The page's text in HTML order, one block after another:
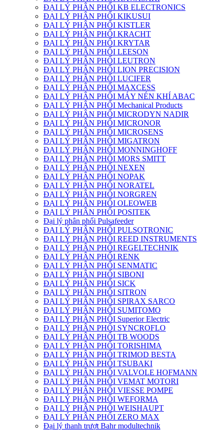
ĐẠI LÝ PHÂN PHỐI KB ELECTRONICS
ĐẠI LÝ PHÂN PHỐI KIKUSUI
ĐẠI LÝ PHÂN PHỐI KISTLER
ĐẠI LÝ PHÂN PHỐI KRACHT
ĐẠI LÝ PHÂN PHỐI KRYTAR
ĐẠI LÝ PHÂN PHỐI LEESON
ĐẠI LÝ PHÂN PHỐI LEUTRON
ĐẠI LÝ PHÂN PHỐI LION PRECISION
ĐẠI LÝ PHÂN PHỐI LUCIFER
ĐẠI LÝ PHÂN PHỐI MAXCESS
ĐẠI LÝ PHÂN PHỐI MÁY NÉN KHÍ ABAC
ĐẠI LÝ PHÂN PHỐI Mechanical Products
ĐẠI LÝ PHÂN PHỐI MICRODYN NADIR
ĐẠI LÝ PHÂN PHỐI MICRONOR
ĐẠI LÝ PHÂN PHỐI MICROSENS
ĐẠI LÝ PHÂN PHỐI MIGATRON
ĐẠI LÝ PHÂN PHỐI MONNINGHOFF
ĐẠI LÝ PHÂN PHỐI MORS SMITT
ĐẠI LÝ PHÂN PHỐI NEXEN
ĐẠI LÝ PHÂN PHỐI NOPAK
ĐẠI LÝ PHÂN PHỐI NORATEL
ĐẠI LÝ PHÂN PHỐI NORGREN
ĐẠI LÝ PHÂN PHỐI OLEOWEB
ĐẠI LÝ PHÂN PHỐI POSITEK
Đại lý phân phối Pulsafeeder
ĐẠI LÝ PHÂN PHỐI PULSOTRONIC
ĐẠI LÝ PHÂN PHỐI REED INSTRUMENTS
ĐẠI LÝ PHÂN PHỐI REGELTECHNIK
ĐẠI LÝ PHÂN PHỐI RENK
ĐẠI LÝ PHÂN PHỐI SENMATIC
ĐẠI LÝ PHÂN PHỐI SIBONI
ĐẠI LÝ PHÂN PHỐI SICK
ĐẠI LÝ PHÂN PHỐI SITRON
ĐẠI LÝ PHÂN PHỐI SPIRAX SARCO
ĐẠI LÝ PHÂN PHỐI SUMITOMO
ĐẠI LÝ PHÂN PHỐI Superior Electric
ĐẠI LÝ PHÂN PHỐI SYNCROFLO
ĐẠI LÝ PHÂN PHỐI TB WOODS
ĐẠI LÝ PHÂN PHỐI TORISHIMA
ĐẠI LÝ PHÂN PHỐI TRIMOD BESTA
ĐẠI LÝ PHÂN PHỐI TSUBAKI
ĐẠI LÝ PHÂN PHỐI VALVOLE HOFMANN
ĐẠI LÝ PHÂN PHỐI VEMAT MOTORI
ĐẠI LÝ PHÂN PHỐI VIESSE POMPE
ĐẠI LÝ PHÂN PHỐI WEFORMA
ĐẠI LÝ PHÂN PHỐI WEISHAUPT
ĐẠI LÝ PHÂN PHỐI ZERO MAX
Đại lý thanh trượt Bahr modultechnik